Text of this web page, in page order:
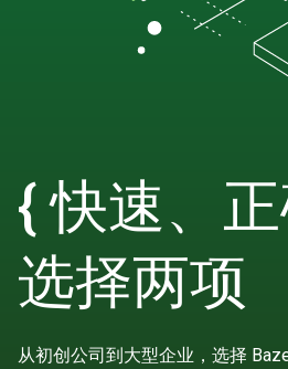
{ 快速、
选择两项
从初创公司到大型企业，选择